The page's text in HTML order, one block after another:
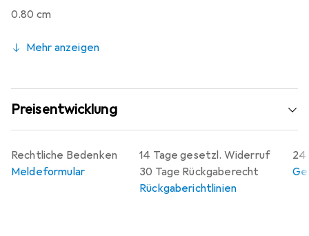
0.80 cm
Mehr anzeigen
Preisentwicklung
14 Tage gesetzl. Widerruf
30 Tage Rückgaberecht
Rückgaberichtlinien
24
Rechtliche Bedenken
Meldeformular